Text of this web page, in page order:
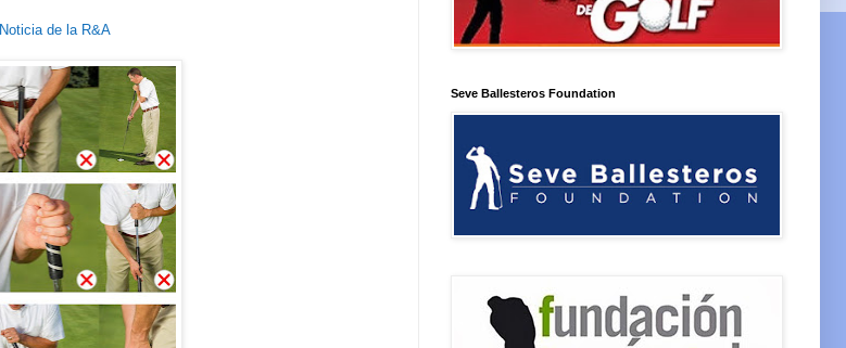
Noticia de la R&A
Seve Ballesteros Foundation